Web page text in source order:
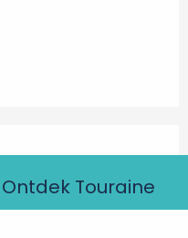
Ontdek Touraine